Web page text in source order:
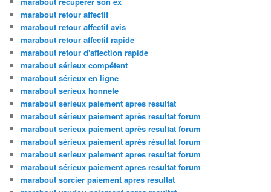
marabout retour affectif
marabout retour affectif avis
marabout retour affectif rapide
marabout retour d'affection rapide
marabout sérieux compétent
marabout sérieux en ligne
marabout serieux honnete
marabout serieux paiement apres resultat
marabout sérieux paiement après resultat forum
marabout serieux paiement après resultat forum
marabout sérieux paiement après résultat forum
marabout serieux paiement apres resultat forum
marabout sérieux paiement apres resultat forum
marabout sorcier paiement apres resultat